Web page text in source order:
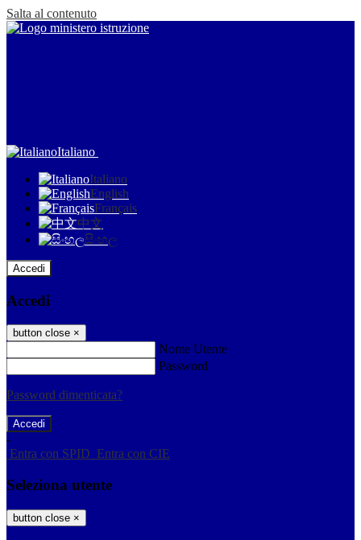
Salta al contenuto
Italiano
Italiano
English
Français
中文
සිංහල
Accedi
Accedi
button close ×
Nome Utente
Password
Password dimenticata?
-
Entra con SPID Entra con CIE
Seleziona utente
button close ×